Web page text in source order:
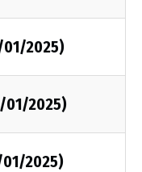
2025)
01/2025)
2025)